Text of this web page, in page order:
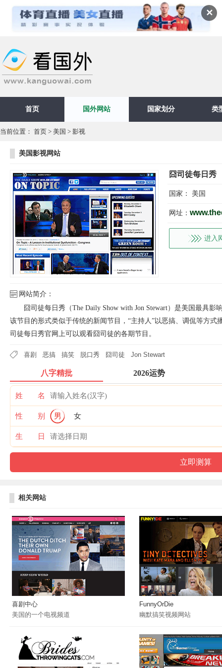
✕
首页 国外网站 国家划分 类
当前位置： 首页 > 美国 > 影视
美国影视网站
囧司徒每日秀
国家： 美国
网址：
进入
网站简介：
囧司徒每日秀（The Daily Show with Jon Stewart）是美国最具
该节目的形式类似于传统的新闻节目，“主持人”以恶搞、调侃等方
司徒每日秀官网上可以观看囧司徒的各期节目。
喜剧 恶搞 搞笑 脱口秀 囧司徒 Jon Stewart
八字精批 2026运势
姓 名
性 别 男 女
生 日
相关网站
喜剧中心
美国的一个电视频道
FunnyOrDie
幽默搞笑视频网站